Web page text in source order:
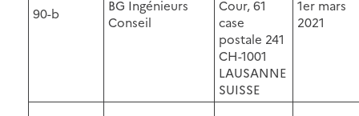
90-b
BG Ingénieurs
Conseil
Cour, 61
case
postale 241
CH-1001
LAUSANNE
SUISSE
1er mars
2021